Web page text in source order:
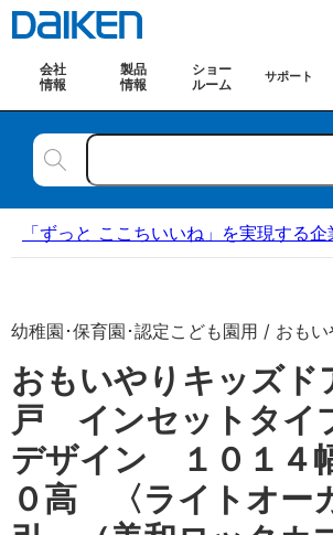
会社
情報
製品
情報
ショー
ルーム
サポート
「ずっと ここちいいね」を実現する
幼稚園･保育園･認定こども園用 / おも
おもいやりキッズ
戸 インセットタ
デザイン １０１４
０高 〈ライトオ